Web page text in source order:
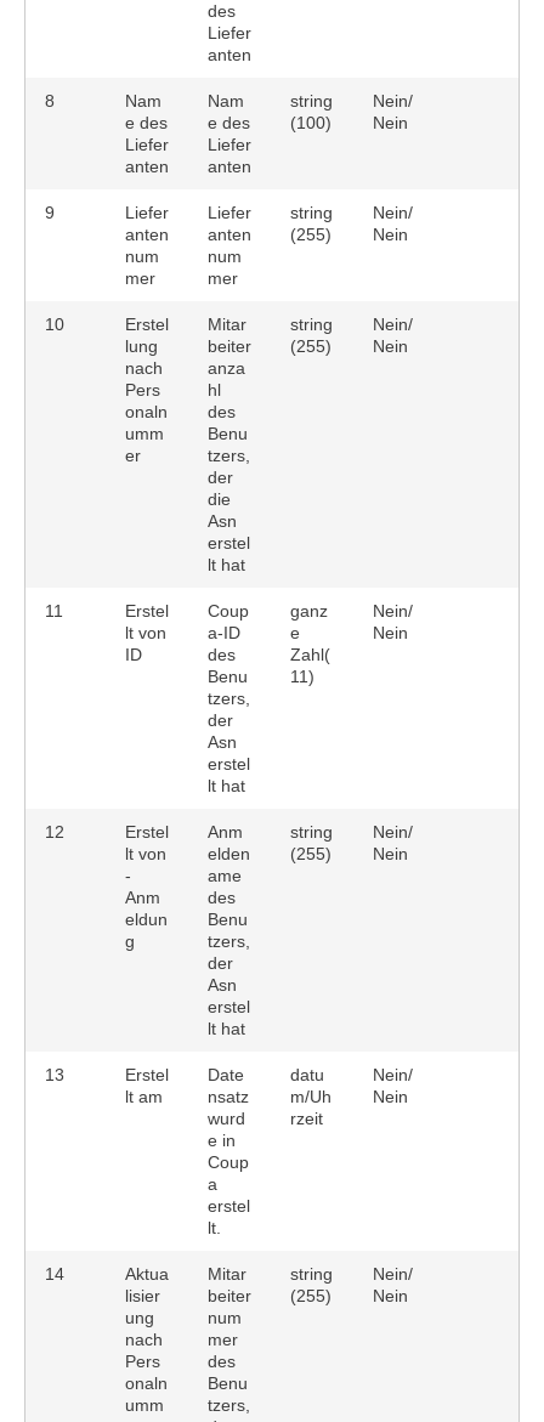
des
Liefer
anten
8
Nam
e des
Liefer
anten
Nam
e des
Liefer
anten
string
(100)
Nein/
Nein
9
Liefer
anten
num
mer
Liefer
anten
num
mer
string
(255)
Nein/
Nein
10
Erstel
lung
nach
Pers
onaln
umm
er
Mitar
beiter
anza
hl
des
Benu
tzers,
der
die
Asn
erstel
lt hat
string
(255)
Nein/
Nein
11
Erstel
lt von
ID
Coup
a-ID
des
Benu
tzers,
der
Asn
erstel
lt hat
ganz
e
Zahl(
11)
Nein/
Nein
12
Erstel
lt von
-
Anm
eldun
g
Anm
elden
ame
des
Benu
tzers,
der
Asn
erstel
lt hat
string
(255)
Nein/
Nein
13
Erstel
lt am
Date
nsatz
wurd
e in
Coup
a
erstel
lt.
datu
m/Uh
rzeit
Nein/
Nein
14
Aktua
lisier
ung
nach
Pers
onaln
umm
Mitar
beiter
num
mer
des
Benu
tzers,
string
(255)
Nein/
Nein